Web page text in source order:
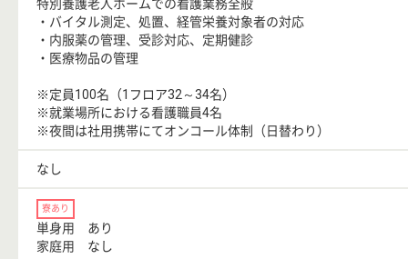
特別養護老人ホームでの看護業務全般
・バイタル測定、処置、経管栄養対象者の対応
・内服薬の管理、受診対応、定期健診
・医療物品の管理
※定員100名（1フロア32～34名）
※就業場所における看護職員4名
※夜間は社用携帯にてオンコール体制（日替わり）
なし
寮あり
単身用 あり
家庭用 なし